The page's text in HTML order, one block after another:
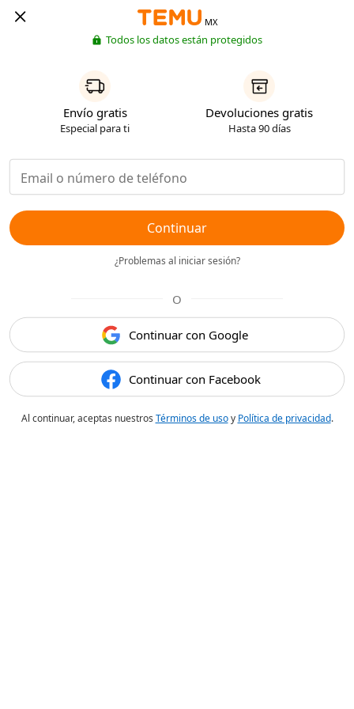
MX
Todos los datos están protegidos
Envío gratis
Especial para ti
Devoluciones gratis
Hasta 90 días
Continuar
¿Problemas al iniciar sesión?
O
Continuar con Google
Continuar con Facebook
Al continuar, aceptas nuestros Términos de usoy Política de privacidad.